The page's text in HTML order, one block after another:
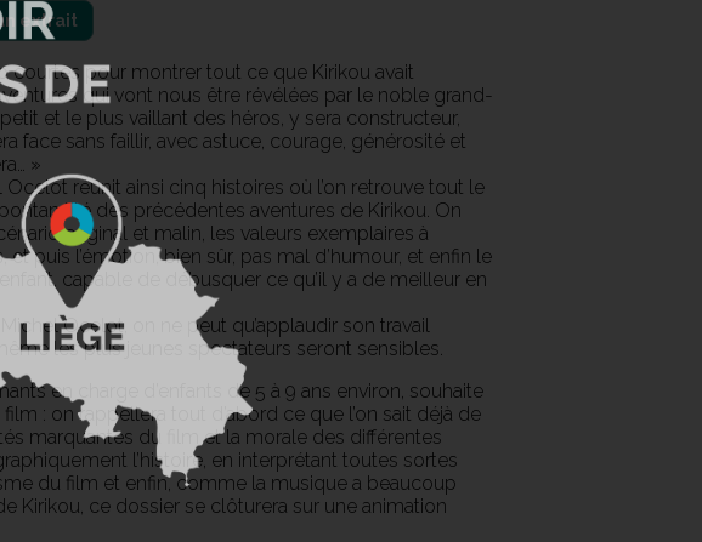
extrait
courtes pour montrer tout ce que Kirikou avait
qui vont nous être révélées par le noble grand-
et le plus vaillant des héros, y sera constructeur,
face sans faillir, avec astuce, courage, générosité et
»
réunit ainsi cinq histoires où l’on retrouve tout le
des précédentes aventures de Kirikou. On
original et malin, les valeurs exemplaires à
puis l’émotion, bien sûr, pas mal d’humour, et enfin le
capable de débusquer ce qu’il y a de meilleur en
Ocelot, on ne peut qu’applaudir son travail
les plus jeunes spectateurs seront sensibles.
en charge d’enfants de 5 à 9 ans environ, souhaite
: on rappellera tout d’abord ce que l’on sait déjà de
marquantes du film et la morale des différentes
l’histoire, en interprétant toutes sortes
du film et enfin, comme la musique a beaucoup
Kirikou, ce dossier se clôturera sur une animation